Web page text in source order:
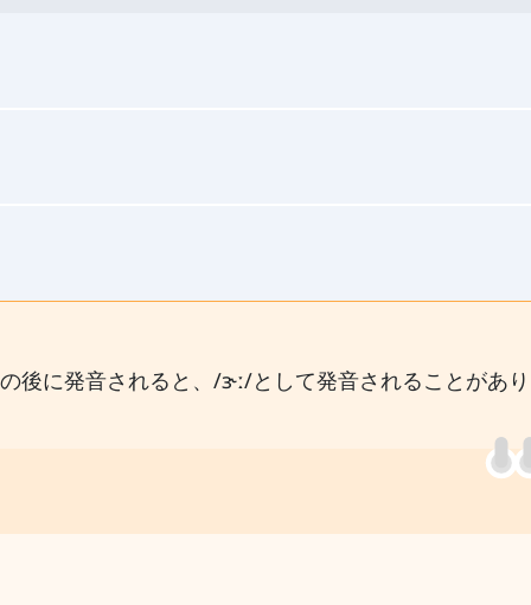
後に発音されると、/ɝː/として発音されることがあ